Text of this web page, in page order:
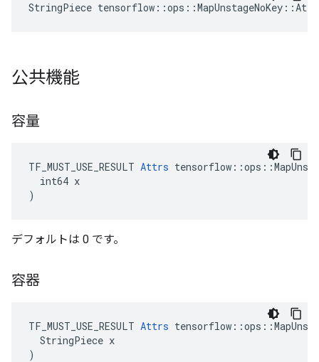
StringPiece
公共機能
容量
TF_MUST_USE_RESULT Attrs
  int64 x
)
デフォルトは 0 です。
容器
TF_MUST_USE_RESULT Attrs
  StringPiece x
)